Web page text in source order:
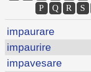
P
Q R S
impaurare
impaurire
impavesare